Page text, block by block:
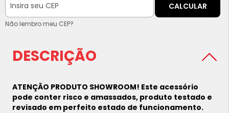
CALCULAR
Não lembro meu CEP?
DESCRIÇÃO
ATENÇÃO PRODUTO SHOWROOM! Este acessório
pode conter risco e amassados, produto testado e
revisado em perfeito estado de funcionamento.